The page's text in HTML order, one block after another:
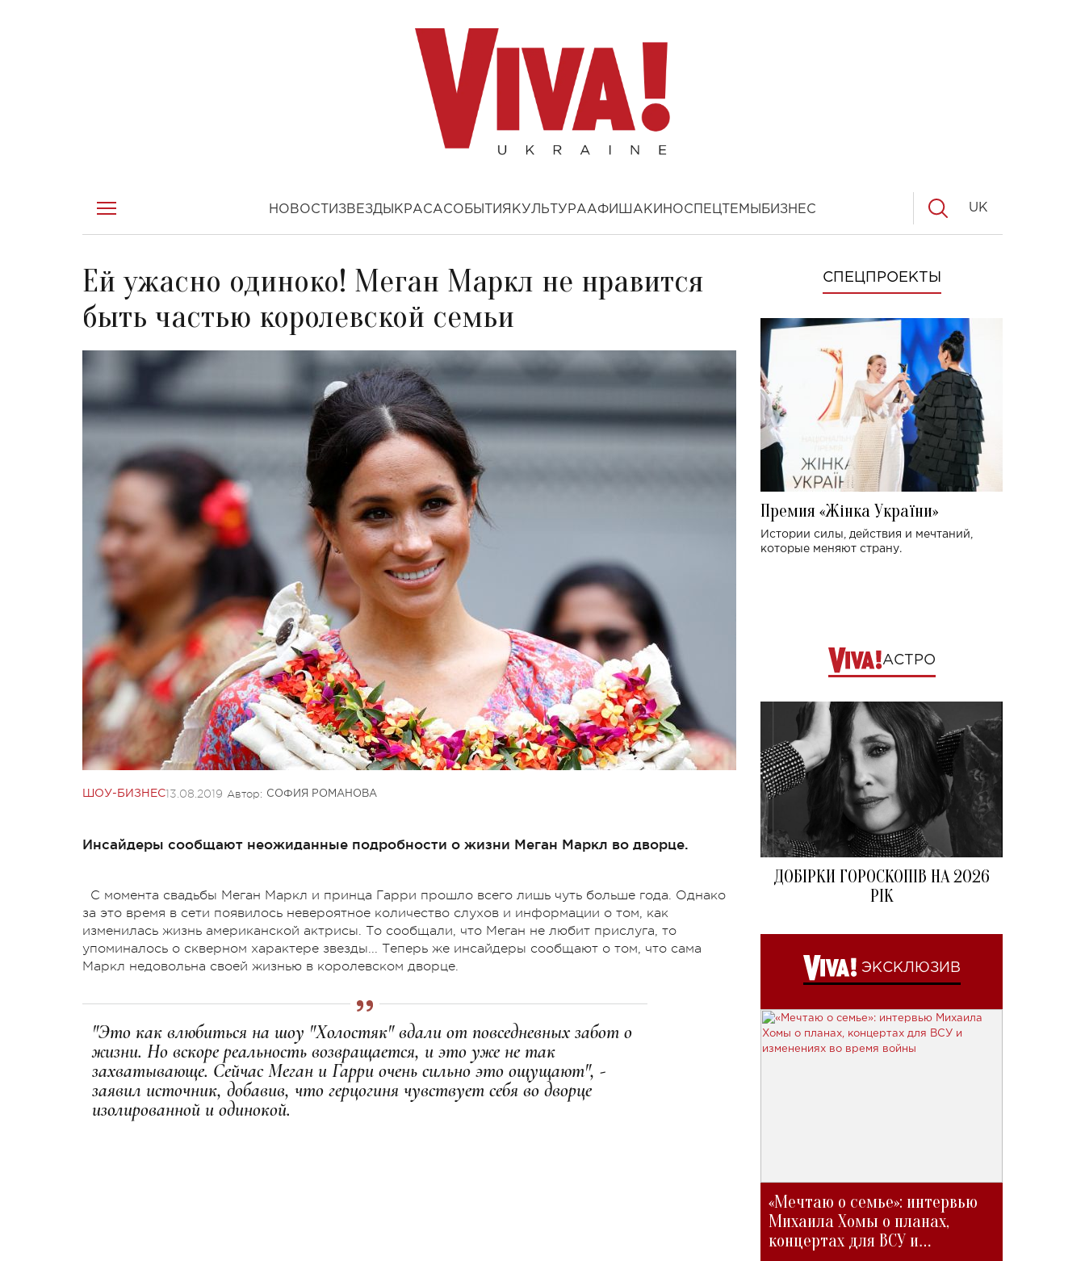
НОВОСТИ ЗВЕЗДЫ КРАСАСОБЫТИЯ КУЛЬТУРААФИША КИНОСПЕЦТЕМЫ БИЗНЕС UK
Ей ужасно одиноко! Меган Маркл не нравится
быть частью королевской семьи
ШОУ-БИЗНЕС13.08.2019 Автор: СОФИЯ РОМАНОВА
Инсайдеры сообщают неожиданные подробности о жизни Меган Маркл во дворце.
С момента свадьбы Меган Маркл и принца Гарри прошло всего лишь чуть больше года. Однако
за это время в сети появилось невероятное количество слухов и информации о том, как
изменилась жизнь американской актрисы. То сообщали, что Меган не любит прислуга, то
упоминалось о скверном характере звезды... Теперь же инсайдеры сообщают о том, что сама
Маркл недовольна своей жизнью в королевском дворце.
"Это как влюбиться на шоу "Холостяк" вдали от повседневных забот о
жизни. Но вскоре реальность возвращается, и это уже не так
захватывающе. Сейчас Меган и Гарри очень сильно это ощущают", -
заявил источник, добавив, что герцогиня чувствует себя во дворце
изолированной и одинокой.
СПЕЦПРОЕКТЫ
Премия «Жінка України»
Истории силы, действия и мечтаний,
которые меняют страну.
АСТРО
ДОБІРКИ ГОРОСКОПІВ НА 2026
РІК
ЭКСКЛЮЗИВ
«Мечтаю о семье»: интервью
Михаила Хомы о планах,
концертах для ВСУ и